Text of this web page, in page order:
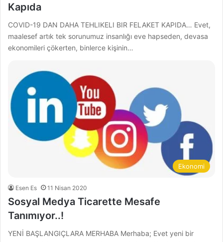
Kapıda
COVID-19 DAN DAHA TEHLIKELI BIR FELAKET KAPIDA… Evet,
maalesef artık tek sorunumuz insanlığı eve hapseden, devasa
ekonomileri çökerten, binlerce kişinin…
Ekonomi
Esen Es 11 Nisan 2020
Sosyal Medya Ticarette Mesafe
Tanımıyor..!
YENİ BAŞLANGIÇLARA MERHABA Merhaba; Evet yeni bir